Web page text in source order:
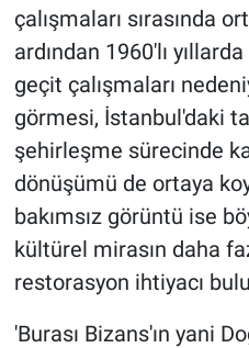
çalışmaları sırasında
ardından 1960'lı
geçit çalışmaları
görmesi, İstanbul'daki
şehirleşme sürecinde
dönüşümü de ortaya
bakımsız görüntü ise
kültürel mirasın daha
restorasyon ihtiyacı
'Burası Bizans'ın yani